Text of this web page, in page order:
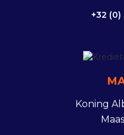
+32 (0)
Koning